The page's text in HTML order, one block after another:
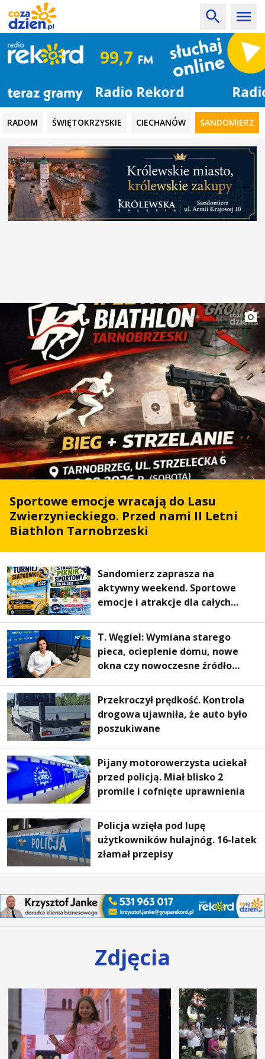
Radio Rekord
RADOM ŚWIĘTOKRZYSKIE CIECHANÓW SANDOMIERZ
Sportowe emocje wracają do Lasu
Zwierzynieckiego. Przed nami II Letni
Biathlon Tarnobrzeski
Sandomierz zaprasza na
aktywny weekend. Sportowe
emocje i atrakcje dla całych
T. Węgiel: Wymiana starego
pieca, ocieplenie domu, nowe
okna czy nowoczesne źródło
rachunki za energię, lepszy
komfort życia i... czystsze
powietrze
Przekroczył prędkość. Kontrola
drogowa ujawniła, że auto było
poszukiwane
Pijany motorowerzysta uciekał
przed policją. Miał blisko 2
promile i cofnięte uprawnienia
Policja wzięła pod lupę
użytkowników hulajnóg. 16-latek
złamał przepisy
Zdjęcia